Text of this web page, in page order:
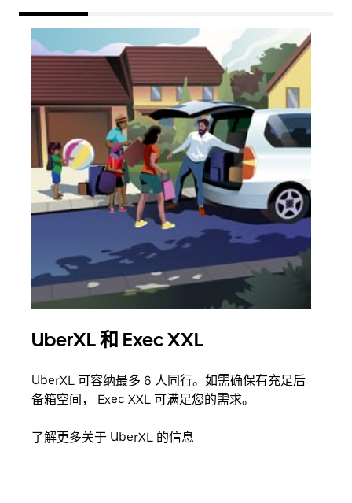
UberXL 和 Exec XXL
UberXL 可容纳最多 6 人同行。如需确保有充足后
备箱空间， Exec XXL 可满足您的需求。
了解更多关于 UberXL 的信息